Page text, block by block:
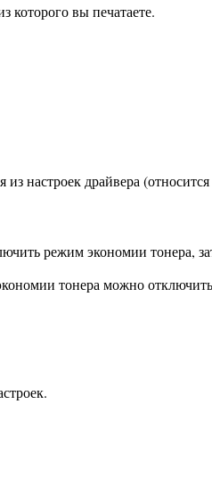
вы печатаете.
настроек драйвера
режим экономии тонера,
тонера можно